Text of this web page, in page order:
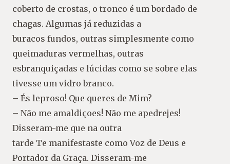
coberto de crostas, o tronco é um bordado de
chagas. Algumas já reduzidas a
buracos fundos, outras simplesmente como
queimaduras vermelhas, outras
esbranquiçadas e lúcidas como se sobre elas
tivesse um vidro branco.
– És leproso! Que queres de Mim?
– Não me amaldiçoes! Não me apedrejes!
Disseram-me que na outra
tarde Te manifestaste como Voz de Deus e
Portador da Graça. Disseram-me